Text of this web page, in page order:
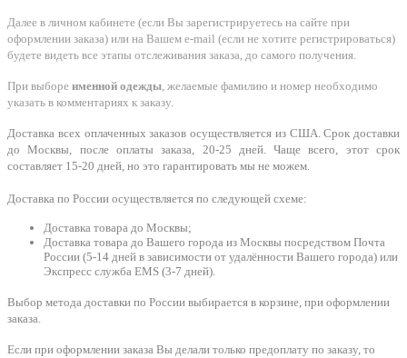
Далее в личном кабинете (если Вы зарегистрируетесь на сайте при
оформлении заказа) или на Вашем e-mail (если не хотите регистрироваться)
будете видеть все этапы отслеживания заказа, до самого получения.
При выборе именной одежды, желаемые фамилию и номер необходимо
указать в комментариях к заказу.
Доставка всех оплаченных заказов осуществляется из США. Срок доставки
до Москвы, после оплаты заказа, 20-25 дней. Чаще всего, этот срок
составляет 15-20 дней, но это гарантировать мы не можем.
Доставка по России осуществляется по следующей схеме:
Доставка товара до Москвы;
Доставка товара до Вашего города из Москвы посредством Почта
России (5-14 дней в зависимости от удалённости Вашего города) или
Экспресс служба EMS (3-7 дней).
Выбор метода доставки по России выбирается в корзине, при оформлении
заказа.
Если при оформлении заказа Вы делали только предоплату по заказу, то